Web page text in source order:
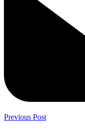
Previous Post